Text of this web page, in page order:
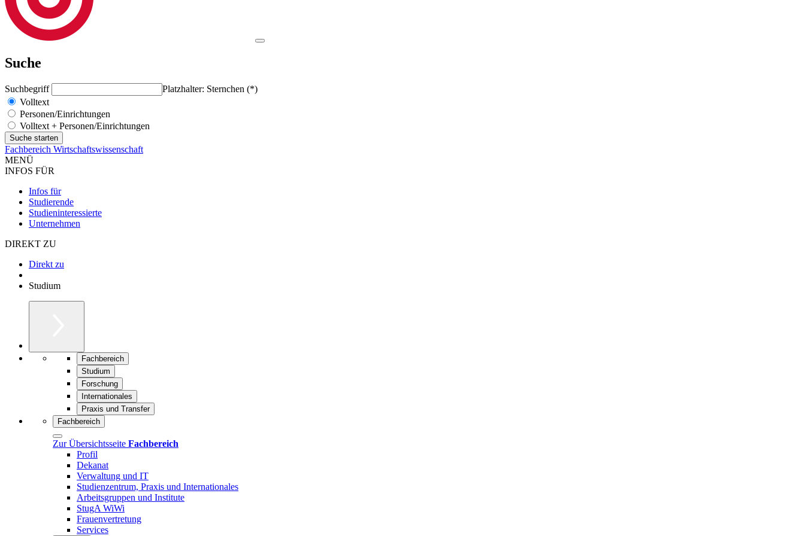
Suche
Suchbegriff
Platzhalter: Sternchen (*)
Volltext
Personen/Einrichtungen
Volltext + Personen/Einrichtungen
Fachbereich Wirtschaftswissenschaft
MENÜ
INFOS FÜR
Infos für
Studierende
Studieninteressierte
Unternehmen
DIREKT ZU
Direkt zu
Studium
Fachbereich
Studium
Forschung
Internationales
Praxis und Transfer
Fachbereich
Zur Übersichtsseite Fachbereich
Profil
Dekanat
Verwaltung und IT
Studienzentrum, Praxis und Internationales
Arbeitsgruppen und Institute
StugA WiWi
Frauenvertretung
Services